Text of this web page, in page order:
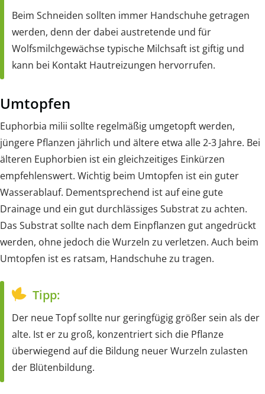
Beim Schneiden sollten immer Handschuhe getragen
werden, denn der dabei austretende und für
Wolfsmilchgewächse typische Milchsaft ist giftig und
kann bei Kontakt Hautreizungen hervorrufen.
Umtopfen
Euphorbia milii sollte regelmäßig umgetopft werden,
jüngere Pflanzen jährlich und ältere etwa alle 2-3 Jahre. Bei
älteren Euphorbien ist ein gleichzeitiges Einkürzen
empfehlenswert. Wichtig beim Umtopfen ist ein guter
Wasserablauf. Dementsprechend ist auf eine gute
Drainage und ein gut durchlässiges Substrat zu achten.
Das Substrat sollte nach dem Einpflanzen gut angedrückt
werden, ohne jedoch die Wurzeln zu verletzen. Auch beim
Umtopfen ist es ratsam, Handschuhe zu tragen.
Tipp:
Der neue Topf sollte nur geringfügig größer sein als der
alte. Ist er zu groß, konzentriert sich die Pflanze
überwiegend auf die Bildung neuer Wurzeln zulasten
der Blütenbildung.